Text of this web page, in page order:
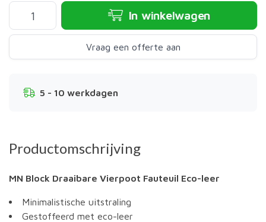
In winkelwagen
Vraag een offerte aan
5 - 10 werkdagen
Productomschrijving
MN Block Draaibare Vierpoot Fauteuil Eco-leer
Minimalistische uitstraling
Gestoffeerd met eco-leer